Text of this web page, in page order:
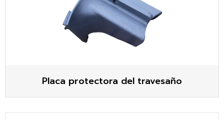
Placa protectora del travesaño